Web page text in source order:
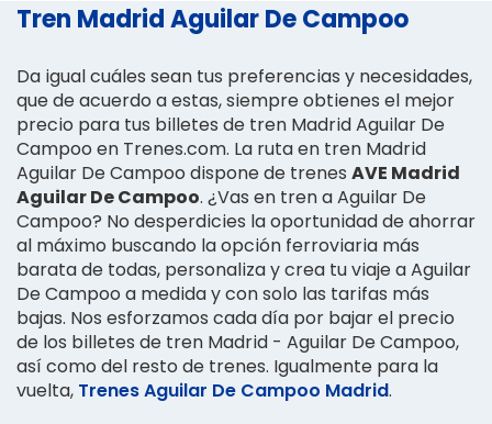
Tren Madrid Aguilar De Campoo
Da igual cuáles sean tus preferencias y necesidades,
que de acuerdo a estas, siempre obtienes el mejor
precio para tus billetes de tren Madrid Aguilar De
Campoo en Trenes.com. La ruta en tren Madrid
Aguilar De Campoo dispone de trenes AVE Madrid
Aguilar De Campoo. ¿Vas en tren a Aguilar De
Campoo? No desperdicies la oportunidad de ahorrar
al máximo buscando la opción ferroviaria más
barata de todas, personaliza y crea tu viaje a Aguilar
De Campoo a medida y con solo las tarifas más
bajas. Nos esforzamos cada día por bajar el precio
de los billetes de tren Madrid - Aguilar De Campoo,
así como del resto de trenes. Igualmente para la
vuelta, Trenes Aguilar De Campoo Madrid.